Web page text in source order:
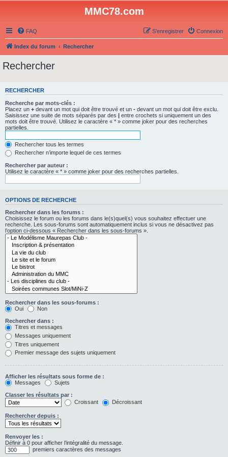
MMC78.com
FAQ Connexion
S’enregistrer
Index du forum Rechercher
Rechercher
RECHERCHER
Recherche par mots-clés :
Placez un + devant un mot qui doit être trouvé et un - devant un mot qui doit être exclu.
Saisissez une suite de mots séparés par des | entre crochets si uniquement un des
mots doit être trouvé. Utilisez le caractère « * » comme joker pour des recherches
partielles.
Rechercher tous les termes
Rechercher n’importe lequel de ces termes
Rechercher par auteur :
Utilisez le caractère « * » comme joker pour des recherches partielles.
OPTIONS DE RECHERCHE
Rechercher dans les forums :
Choisissez le forum ou les forums dans le(s)quel(s) vous souhaitez effectuer une
recherche. Les sous-forums sont automatiquement inclus si vous ne désactivez pas
l’option ci-dessous « Rechercher dans les sous-forums ».
Rechercher dans les sous-forums :
Oui
Non
Rechercher dans :
Titres et messages
Messages uniquement
Titres uniquement
Premier message des sujets uniquement
Afficher les résultats sous forme de :
Messages
Sujets
Classer les résultats par :
Croissant
Décroissant
Rechercher depuis :
Renvoyer les :
Définir à 0 pour afficher l’intégralité du message.
premiers caractères des messages